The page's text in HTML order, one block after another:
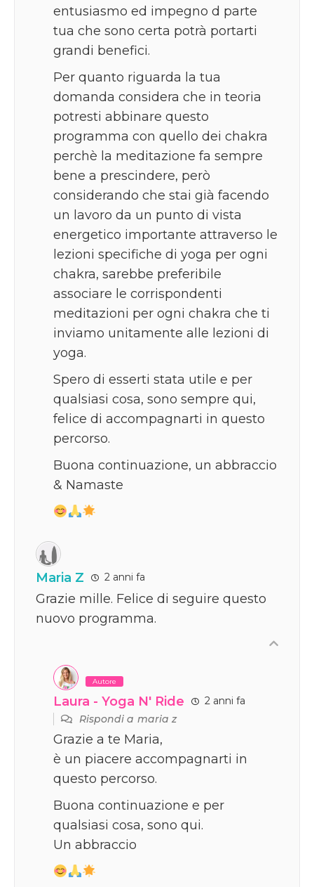
entusiasmo ed impegno d parte
tua che sono certa potrà portarti
grandi benefici.
Per quanto riguarda la tua
domanda considera che in teoria
potresti abbinare questo
programma con quello dei chakra
perchè la meditazione fa sempre
bene a prescindere, però
considerando che stai già facendo
un lavoro da un punto di vista
energetico importante attraverso le
lezioni specifiche di yoga per ogni
chakra, sarebbe preferibile
associare le corrispondenti
meditazioni per ogni chakra che ti
inviamo unitamente alle lezioni di
yoga.
Spero di esserti stata utile e per
qualsiasi cosa, sono sempre qui,
felice di accompagnarti in questo
percorso.
Buona continuazione, un abbraccio
& Namaste
Maria Z 2 anni fa
Grazie mille. Felice di seguire questo
nuovo programma.
Autore
Laura - Yoga N' Ride
2 anni fa
Rispondi amaria z
Grazie a te Maria,
è un piacere accompagnarti in
questo percorso.
Buona continuazione e per
qualsiasi cosa, sono qui.
Un abbraccio